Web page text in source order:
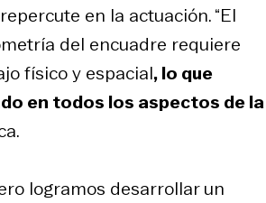
en la actuación. “El
del encuadre requiere
físico y espacial, lo que
en todos los aspectos de la
logramos desarrollar un